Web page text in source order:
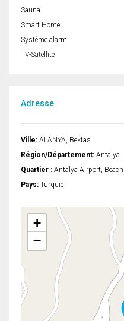
Sauna
Smart Home
Système alarm
TV-Satellite
Adresse
Ville: ALANYA, Bektas
Région/Département: Antalya
Quartier : Antalya Airport,
Pays: Turquie
+
−